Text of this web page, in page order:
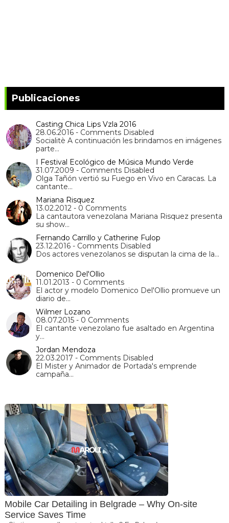
Publicaciones
Casting Chica Lips Vzla 2016
28.06.2016 - Comments Disabled
Socialitè A continuación les brindamos en imágenes
parte…
I Festival Ecológico de Música Mundo Verde
31.07.2009 - Comments Disabled
Olga Tañón vertió su Fuego en Vivo en Caracas. La
cantante…
Mariana Risquez
13.02.2012 - 0 Comments
La cantautora venezolana Mariana Risquez presenta
su show…
Fernando Carrillo y Catherine Fulop
23.12.2016 - Comments Disabled
Dos actores venezolanos se disputan la cima de la…
Domenico Del'Ollio
11.01.2013 - 0 Comments
El actor y modelo Domenico Del'Ollio promueve un
diario de…
Wilmer Lozano
08.07.2015 - 0 Comments
El cantante venezolano fue asaltado en Argentina
y…
Jordan Mendoza
22.03.2017 - Comments Disabled
El Mister y Animador de Portada's emprende
campaña…
Mobile Car Detailing in Belgrade – Why On-site
Service Saves Time